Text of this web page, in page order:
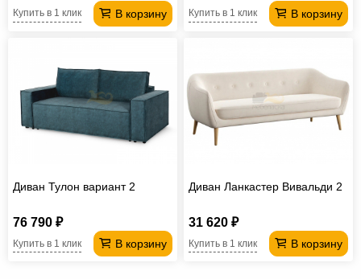
В корзину
Купить в 1 клик В корзину
Купить в 1 клик
Диван Тулон вариант 2
76 790 ₽
В корзину
Купить в 1 клик
Диван Ланкастер Вивальди 2
31 620 ₽
В корзину
Купить в 1 клик